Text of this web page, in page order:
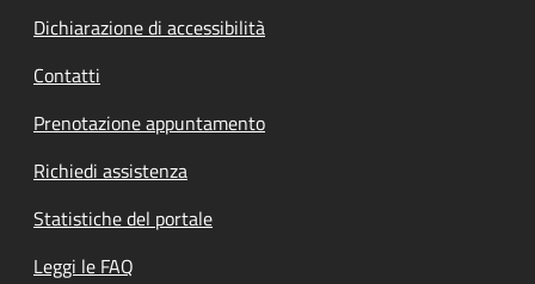
Dichiarazione di accessibilità
Contatti
Prenotazione appuntamento
Richiedi assistenza
Statistiche del portale
Leggi le FAQ